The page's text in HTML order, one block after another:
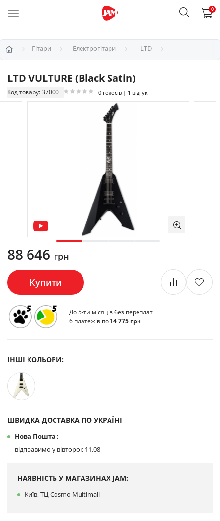
0
Гітари Електрогітари LTD
LTD VULTURE (Black Satin)
Код товару: 37000 0 голосів | 1 відгук
88 646 грн
Купити
До 5-ти місяців без переплат
6 платежів по 14 775 грн
ШВИДКА ДОСТАВКА ПО УКРАЇНІ
Нова Пошта :
відправимо у вівторок 11.08
ІНШІ КОЛЬОРИ:
НАЯВНІСТЬ У МАГАЗИНАХ JAM:
Київ, ТЦ Cosmo Multimall